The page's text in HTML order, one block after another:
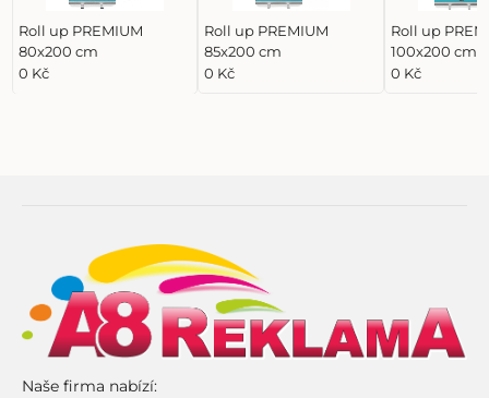
Roll up PREMIUM
80x200 cm
0 Kč
Roll up PREMIUM
85x200 cm
0 Kč
Roll up
100x200 cm
0 Kč
Naše firma nabízí: